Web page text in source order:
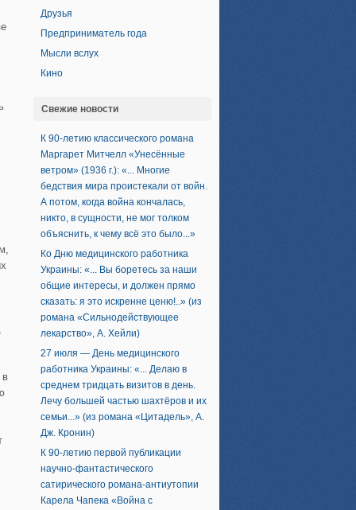
в
Друзья
Предприниматель года
Мысли вслух
Кино
Свежие новости
К 90-летию классического романа
Маргарет Митчелл «Унесённые
ветром» (1936 г.): «... Многие
бедствия мира проистекали от войн.
А потом, когда война кончалась,
никто, в сущности, не мог толком
объяснить, к чему всё это было...»
Ко Дню медицинского работника
Украины: «... Вы боретесь за наши
общие интересы, и должен прямо
сказать: я это искренне ценю!..» (из
романа «Сильнодействующее
лекарство», А. Хейли)
27 июля — День медицинского
работника Украины: «... Делаю в
среднем тридцать визитов в день.
Лечу большей частью шахтёров и их
семьи...» (из романа «Цитадель», А.
Дж. Кронин)
К 90-летию первой публикации
научно-фантастического
сатирического романа-антиутопии
Карела Чапека «Война с